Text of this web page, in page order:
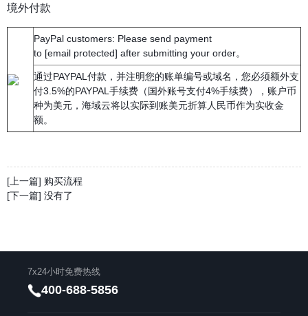
境外付款
PayPal customers: Please send payment
to [email protected] after submitting your order。
通过PAYPAL付款，并注明您的账单编号或域名，您必须额外支
付3.5%的PAYPAL手续费（国外账号支付4%手续费），账户币
种为美元，海域云将以实际到账美元折算人民币作为实收金
额。
[上一篇] 购买流程
[下一篇] 没有了
7x24小时免费热线
400-688-5856